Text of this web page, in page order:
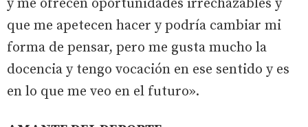
y me ofrecen oportunidades irrechazables y
que me apetecen hacer y podría cambiar mi
forma de pensar, pero me gusta mucho la
docencia y tengo vocación en ese sentido y es
en lo que me veo en el futuro».